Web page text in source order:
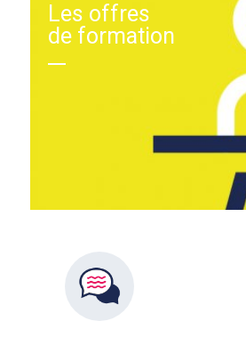
Les offres
de formation